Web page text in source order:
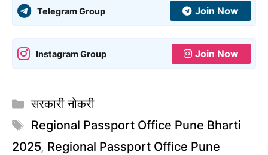
Telegram Group Join Now
Instagram Group Join Now
Categories
सरकारी नोकरी
Tags
Regional Passport Office Pune Bharti
2025, Regional Passport Office Pune